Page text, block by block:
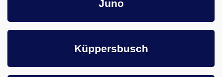
Juno
Küppersbusch